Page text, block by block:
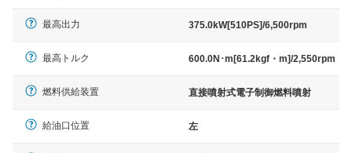
最高出力 375.0kW[510PS]/6,500rpm
最高トルク 600.0N･m[61.2kgf・m]/2,550rpm
燃料供給装置 直接噴射式電子制御燃料噴射
給油口位置 左